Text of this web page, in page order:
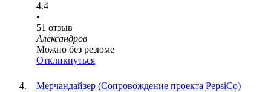
4.4
•
51 отзыв
Александров
Можно без резюме
Откликнуться
Мерчандайзер (Сопровождение проекта PepsiCo)